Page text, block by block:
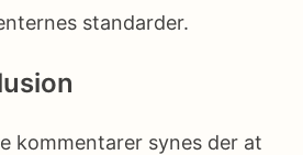
standarder.
kommentarer synes der at